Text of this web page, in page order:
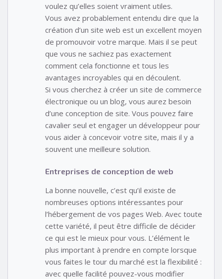
voulez qu’elles soient vraiment utiles.
Vous avez probablement entendu dire que la
création d’un site web est un excellent moyen
de promouvoir votre marque. Mais il se peut
que vous ne sachiez pas exactement
comment cela fonctionne et tous les
avantages incroyables qui en découlent.
Si vous cherchez à créer un site de commerce
électronique ou un blog, vous aurez besoin
d’une conception de site. Vous pouvez faire
cavalier seul et engager un développeur pour
vous aider à concevoir votre site, mais il y a
souvent une meilleure solution.
Entreprises de conception de web
La bonne nouvelle, c’est qu’il existe de
nombreuses options intéressantes pour
l’hébergement de vos pages Web. Avec toute
cette variété, il peut être difficile de décider
ce qui est le mieux pour vous. L’élément le
plus important à prendre en compte lorsque
vous faites le tour du marché est la flexibilité :
avec quelle facilité pouvez-vous modifier